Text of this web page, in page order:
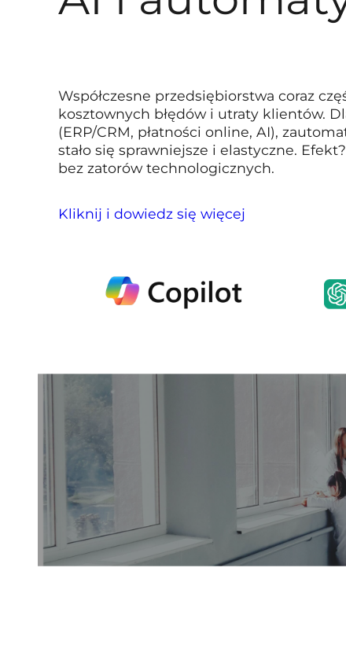
Współczesne przedsiębiorstwa coraz
kosztownych błędów i utraty klientów.
(ERP/CRM, płatności online, AI),
stało się sprawniejsze i elastyczne.
bez zatorów technologicznych.
Kliknij i dowiedz się więcej